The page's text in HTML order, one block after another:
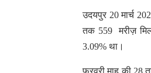
उदयपुर 20 मार्च
तक 559 मरीज़
3.09% था।
फ़रवरी माह की 28